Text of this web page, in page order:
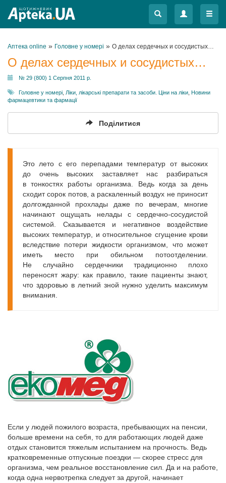
Меню
Меню
Аптека online » Головне у номері » О делах сердечных и сосудистых…
О делах сердечных и сосудистых…
№ 29 (800) 1 Серпня 2011 р.
Головне у номері Ліки, лікарські препарати та засоби. Ціни на ліки Новини
фармацевтики та фармації
Поділитися
Это лето с его перепадами температур от высоких
до очень высоких заставляет нас разбираться
в тонкостях работы организма. Ведь когда за день
сходит сорок потов, а раскаленный воздух не приносит
долгожданной прохлады даже по вечерам, многие
начинают ощущать нелады с сердечно-сосудистой
системой. Сказывается и негативное воздействие
высоких температур, и относительное сгущение крови
вследствие потери жидкости организмом, что может
иметь место при обильном потоотделении.
Не случайно сердечники традиционно плохо
переносят жару: как правило, такие пациенты знают,
что здоровью в летний зной нужно уделить максимум
внимания.
Если у людей пожилого возраста, пребывающих на пенсии,
больше времени на себя, то для работающих людей даже
отдых становится тяжелым испытанием на прочность. Ведь
кратковременные отпускные поездки — скорее стресс для
организма, чем реальное восстановление сил. Да и на работе,
когда одна нервотрепка следует за другой, начинает